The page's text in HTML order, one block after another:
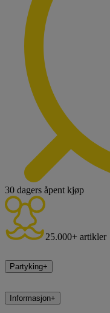
30 dagers åpent kjøp
25.000+ artikler
Partyking+
Informasjon+